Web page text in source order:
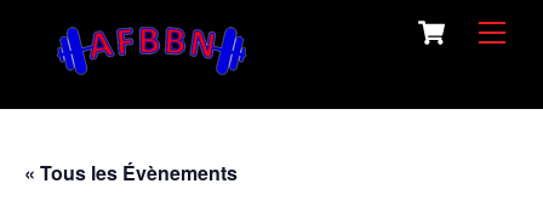
content
Cart
« Tous les Évènements